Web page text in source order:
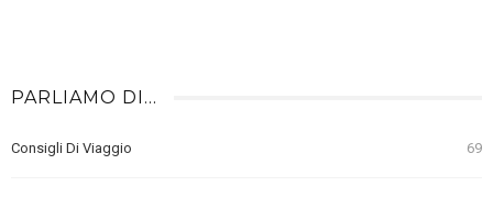
PARLIAMO DI…
Consigli Di Viaggio 69